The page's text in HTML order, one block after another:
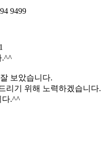
9499
.^^
보았습니다.
리기 위해 노력하겠습니다.
다.^^